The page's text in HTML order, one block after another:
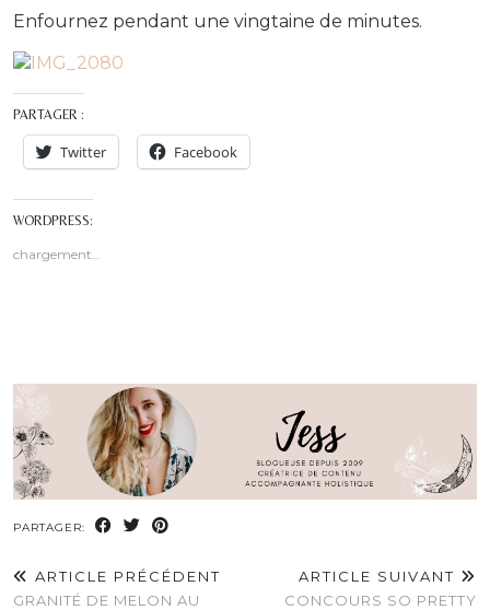
Enfournez pendant une vingtaine de minutes.
PARTAGER :
Twitter Facebook
WORDPRESS:
chargement…
PARTAGER:
ARTICLE PRÉCÉDENT
GRANITÉ DE MELON AU
ARTICLE SUIVANT
CONCOURS SO PRETTY